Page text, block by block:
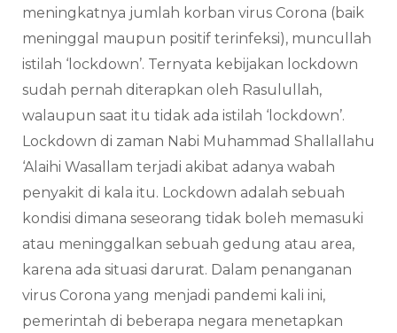
meningkatnya jumlah korban virus Corona (baik
meninggal maupun positif terinfeksi), muncullah
istilah ‘lockdown’. Ternyata kebijakan lockdown
sudah pernah diterapkan oleh Rasulullah,
walaupun saat itu tidak ada istilah ‘lockdown’.
Lockdown di zaman Nabi Muhammad Shallallahu
‘Alaihi Wasallam terjadi akibat adanya wabah
penyakit di kala itu. Lockdown adalah sebuah
kondisi dimana seseorang tidak boleh memasuki
atau meninggalkan sebuah gedung atau area,
karena ada situasi darurat. Dalam penanganan
virus Corona yang menjadi pandemi kali ini,
pemerintah di beberapa negara menetapkan